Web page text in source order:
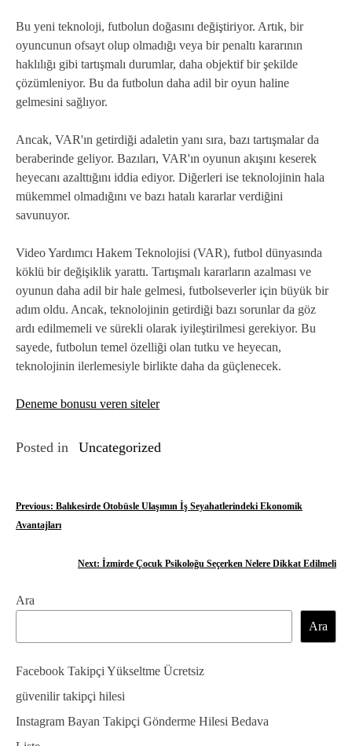
Bu yeni teknoloji, futbolun doğasını değiştiriyor. Artık, bir
oyuncunun ofsayt olup olmadığı veya bir penaltı kararının
haklılığı gibi tartışmalı durumlar, daha objektif bir şekilde
çözümleniyor. Bu da futbolun daha adil bir oyun haline
gelmesini sağlıyor.
Ancak, VAR'ın getirdiği adaletin yanı sıra, bazı tartışmalar da
beraberinde geliyor. Bazıları, VAR'ın oyunun akışını keserek
heyecanı azalttığını iddia ediyor. Diğerleri ise teknolojinin hala
mükemmel olmadığını ve bazı hatalı kararlar verdiğini
savunuyor.
Video Yardımcı Hakem Teknolojisi (VAR), futbol dünyasında
köklü bir değişiklik yarattı. Tartışmalı kararların azalması ve
oyunun daha adil bir hale gelmesi, futbolseverler için büyük bir
adım oldu. Ancak, teknolojinin getirdiği bazı sorunlar da göz
ardı edilmemeli ve sürekli olarak iyileştirilmesi gerekiyor. Bu
sayede, futbolun temel özelliği olan tutku ve heyecan,
teknolojinin ilerlemesiyle birlikte daha da güçlenecek.
Deneme bonusu veren siteler
Posted in Uncategorized
Y
ı
z
i
Previous: Balıkesirde Otobüsle Ulaşımın İş Seyahatlerindeki Ekonomik
Avantajları
Next: İzmirde Çocuk Psikoloğu Seçerken Nelere Dikkat Edilmeli
Ara
Ara
Facebook Takipçi Yükseltme Ücretsiz
güvenilir takipçi hilesi
Instagram Bayan Takipçi Gönderme Hilesi Bedava